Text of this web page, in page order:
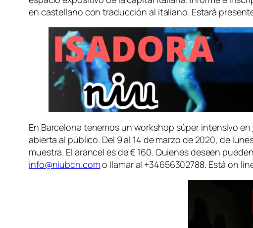
en castellano con traducción al italiano. Estará
En Barcelona tenemos un workshop súper intensivo en
abierta al público. Del 9 al 14 de marzo de 2020, de
muestra. El arancel es de € 160. Quienes deseen
info@niubcn.como llamar al +34656302788. Está on